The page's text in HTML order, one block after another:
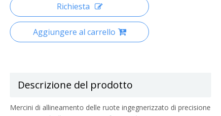
Richiesta
Aggiungere al carrello
Descrizione del prodotto
Mercini di allineamento delle ruote ingegnerizzato di precisione